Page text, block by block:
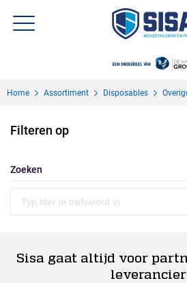
Over Sisa
KMS
Uitzendbureau?
Home Assortiment Disposables
Filteren op
Zoeken
Sisa gaat altijd voor